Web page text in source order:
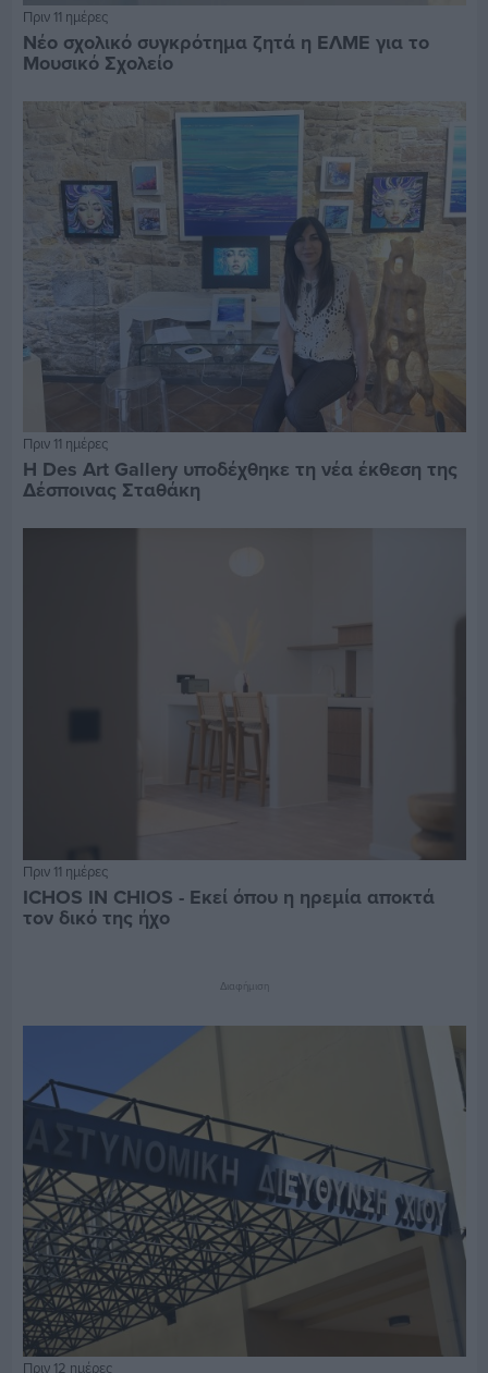
Πριν 11 ημέρες
Νέο σχολικό συγκρότημα ζητά η ΕΛΜΕ για το
Μουσικό Σχολείο
Πριν 11 ημέρες
Η Des Art Gallery υποδέχθηκε τη νέα έκθεση της
Δέσποινας Σταθάκη
Πριν 11 ημέρες
ICHOS IN CHIOS - Εκεί όπου η ηρεμία αποκτά
τον δικό της ήχο
Διαφήμιση
Πριν 12 ημέρες